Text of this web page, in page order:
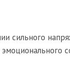
сильного